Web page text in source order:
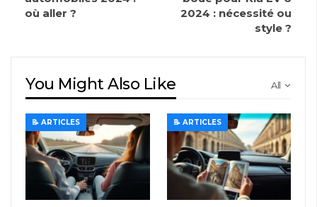
où aller ?
2024 : nécessité ou
style ?
All
You Might Also Like
📝 ARTICLES 📝 ARTICLES